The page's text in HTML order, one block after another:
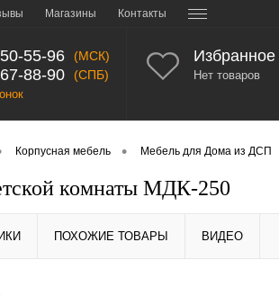
Магазины Контакты
55-96 (МСК)
88-90 (СПБ)
Избранное
Нет товаров
Корпусная мебель • Мебель для Дома из ДСП
комнаты МДК-250
ПОХОЖИЕ ТОВАРЫ ВИДЕО